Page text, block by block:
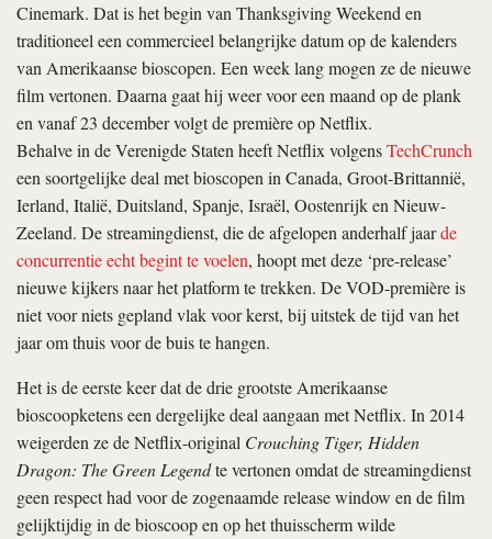
Cinemark. Dat is het begin van Thanksgiving Weekend en
traditioneel een commercieel belangrijke datum op de kalenders
van Amerikaanse bioscopen. Een week lang mogen ze de nieuwe
film vertonen. Daarna gaat hij weer voor een maand op de plank
en vanaf 23 december volgt de première op Netflix.
Behalve in de Verenigde Staten heeft Netflix volgensTechCrunch
een soortgelijke deal met bioscopen in Canada, Groot-Brittannië,
Ierland, Italië, Duitsland, Spanje, Israël, Oostenrijk en Nieuw-
Zeeland. De streamingdienst, die de afgelopen anderhalf jaarde
concurrentie echt begint te voelen, hoopt met deze ‘pre-release’
nieuwe kijkers naar het platform te trekken. De VOD-première is
niet voor niets gepland vlak voor kerst, bij uitstek de tijd van het
jaar om thuis voor de buis te hangen.
Het is de eerste keer dat de drie grootste Amerikaanse
bioscoopketens een dergelijke deal aangaan met Netflix. In 2014
weigerden ze de Netflix-original Crouching Tiger, Hidden
Dragon: The Green Legendte vertonen omdat de streamingdienst
geen respect had voor de zogenaamde release window en de film
gelijktijdig in de bioscoop en op het thuisscherm wilde